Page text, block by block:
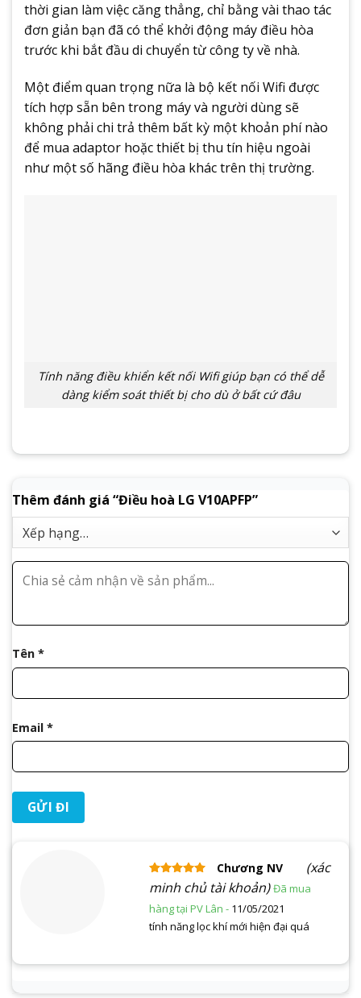
thời gian làm việc căng thẳng, chỉ bằng vài thao tác
đơn giản bạn đã có thể khởi động máy điều hòa
trước khi bắt đầu di chuyển từ công ty về nhà.
Một điểm quan trọng nữa là bộ kết nối Wifi được
tích hợp sẵn bên trong máy và người dùng sẽ
không phải chi trả thêm bất kỳ một khoản phí nào
để mua adaptor hoặc thiết bị thu tín hiệu ngoài
như một số hãng điều hòa khác trên thị trường.
Tính năng điều khiển kết nối Wifi giúp bạn có thể dễ
dàng kiểm soát thiết bị cho dù ở bất cứ đâu
Thêm đánh giá “Điều hoà LG V10APFP”
Tên *
Email *
Được xếp
hạng55 sao
Chương NV
(xác
minh chủ tài khoản)
11/05/2021
tính năng lọc khí mới hiện đại quá